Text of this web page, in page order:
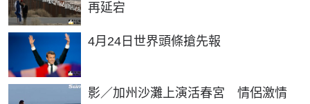
再延宕
4月24日世界頭條搶先報
影／加州沙灘上演活春宮 情侶激情